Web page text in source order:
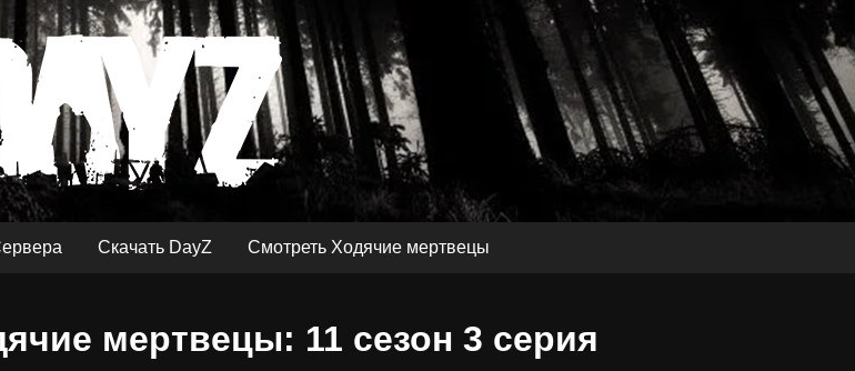
Скачать DayZ Смотреть Ходячие мертвецы
мертвецы: 11 сезон 3 серия